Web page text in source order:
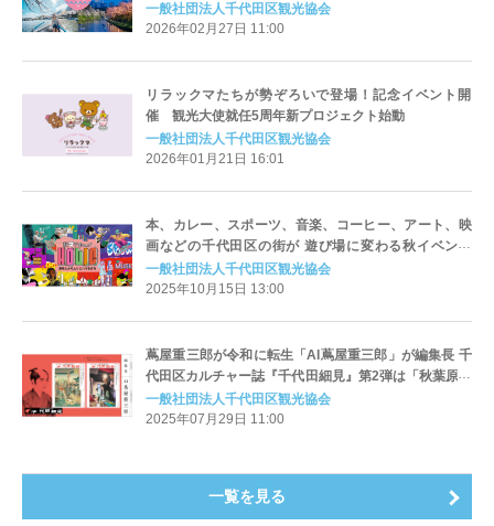
一般社団法人千代田区観光協会
2026年02月27日 11:00
リラックマたちが勢ぞろいで登場！記念イベント開
催 観光大使就任5周年新プロジェクト始動
一般社団法人千代田区観光協会
2026年01月21日 16:01
本、カレー、スポーツ、音楽、コーヒー、アート、映
画などの千代田区の街が 遊び場に変わる秋イベント
「秋まちホリック」プロモーションがスタート
一般社団法人千代田区観光協会
2025年10月15日 13:00
蔦屋重三郎が令和に転生「AI蔦屋重三郎」が編集長 千
代田区カルチャー誌『千代田細見』第2弾は「秋葉原」
へ！ お笑いトリオ「リンダカラー∞」や注目の俳優・
渡邉斗翔さんも“アキバ”に登場
一般社団法人千代田区観光協会
2025年07月29日 11:00
一覧を見る